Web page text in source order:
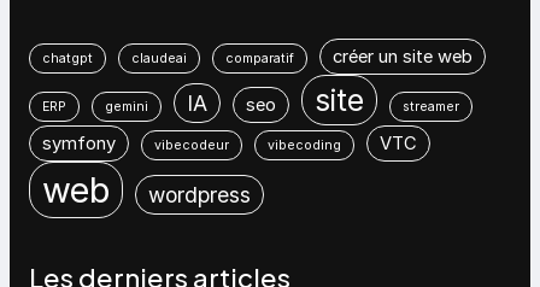
chatgpt claudeai comparatif créer un site web
ERP gemini IA seo site streamer
symfony vibecodeur vibecoding VTC
web wordpress
Les derniers articles